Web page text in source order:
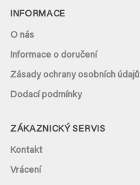
INFORMACE
O nás
Informace o doručení
Zásady ochrany osobních údajů
Dodací podmínky
ZÁKAZNICKÝ SERVIS
Kontakt
Vrácení